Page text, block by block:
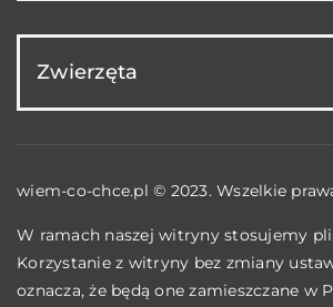
Zwierzęta
wiem-co-chce.pl © 2023. Wszelkie
W ramach naszej witryny stosujemy
Korzystanie z witryny bez zmiany
oznacza, że będą one zamieszczane w